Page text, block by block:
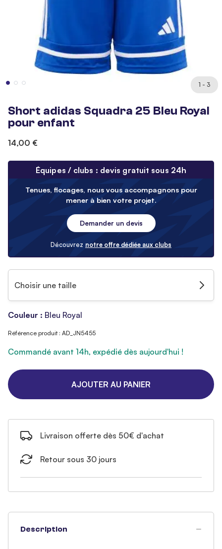
1 - 3
Short adidas Squadra 25 Bleu Royal
pour enfant
14,00 €
Équipes / clubs : devis gratuit sous 24h
Tenues, flocages, nous vous accompagnons pour
mener à bien votre projet.
Demander un devis
Découvrez notre offre dédiée aux clubs
Choisir une taille
Couleur : Bleu Royal
Référence produit : AD_JN5455
Commandé avant 14h, expédié dès aujourd'hui !
AJOUTER AU PANIER
Livraison offerte dès 50€ d'achat
Retour sous 30 jours
Description